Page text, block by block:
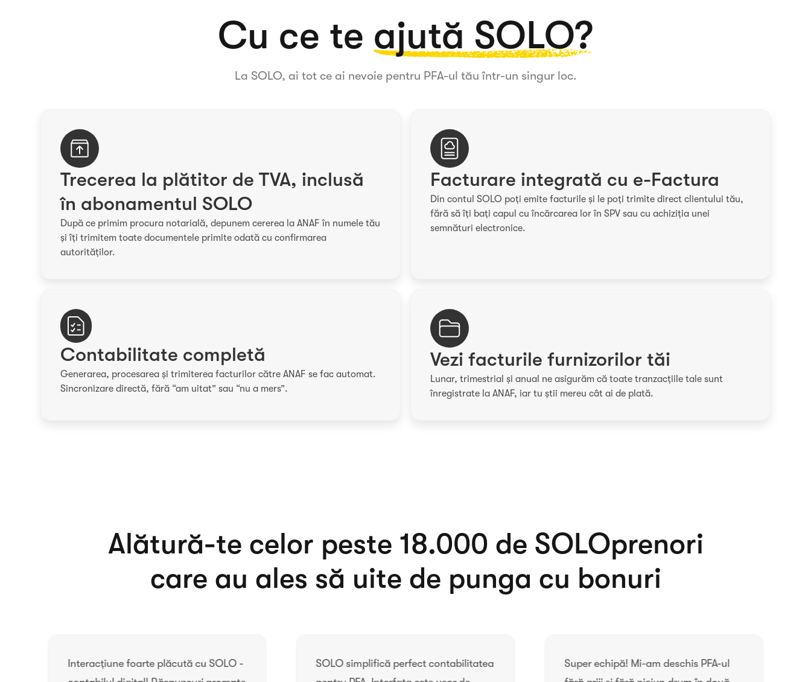
Cu ce te ajută SOLO?
La SOLO, ai tot ce ai nevoie pentru PFA-ul tău într-un singur loc.
Trecerea la plătitor de TVA, inclusă
în abonamentul SOLO
După ce primim procura notarială, depunem cererea la ANAF în numele tău
și îți trimitem toate documentele primite odată cu confirmarea
autorităților.
Facturare integrată cu e-Factura
Din contul SOLO poți emite facturile și le poți trimite direct clientului tău,
fără să îți bați capul cu încărcarea lor în SPV sau cu achiziția unei
semnături electronice.
Contabilitate completă
Generarea, procesarea și trimiterea facturilor către ANAF se fac automat.
Sincronizare directă, fără “am uitat” sau “nu a mers”.
Vezi facturile furnizorilor tăi
Lunar, trimestrial și anual ne asigurăm că toate tranzacțiile tale sunt
înregistrate la ANAF, iar tu știi mereu cât ai de plată.
Alătură-te celor peste
de SOLOprenori
care au ales să uite de punga cu bonuri
Interacțiune foarte plăcută cu SOLO -
SOLO simplifică perfect contabilitatea
Super echipă! Mi-am deschis PFA-ul